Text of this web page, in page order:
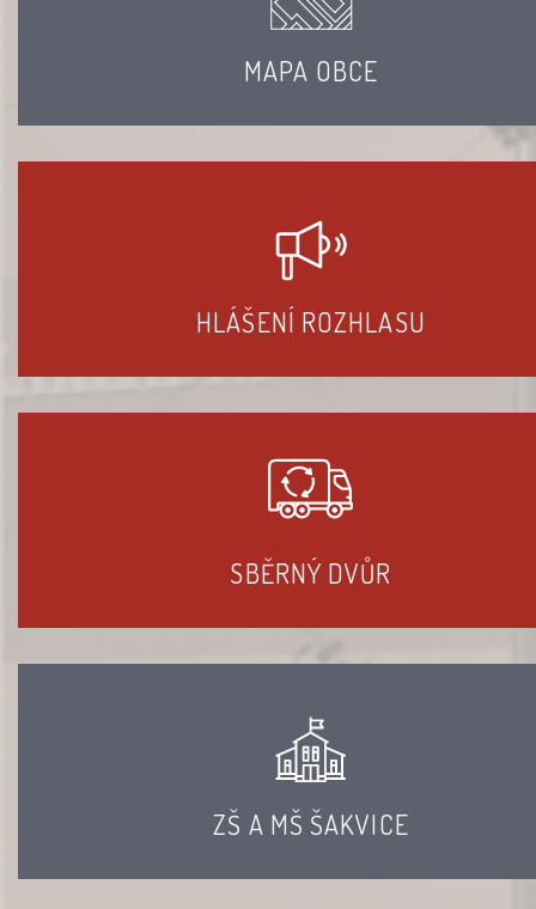
MAPA OBCE
HLÁŠENÍ ROZHLASU
SBĚRNÝ DVŮR
ZŠ A MŠ ŠAKVICE